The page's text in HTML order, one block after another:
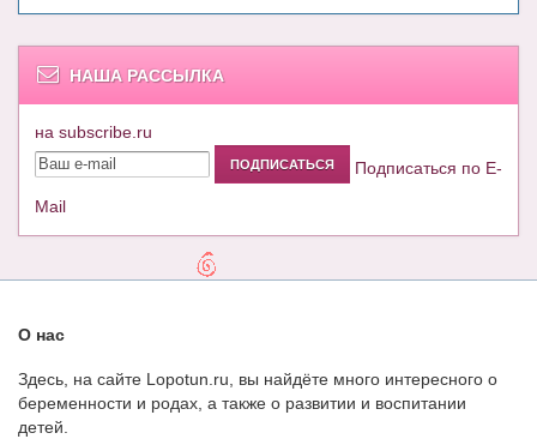
НАША РАССЫЛКА
на subscribe.ru
Подписаться по E-
Mail
О нас
Здесь, на сайте Lopotun.ru, вы найдёте много интересного о
беременности и родах, а также о развитии и воспитании
детей.